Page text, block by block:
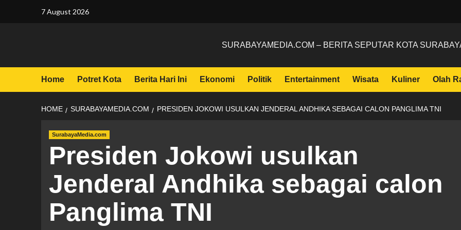
7 August 2026
SURABAYAMEDIA.COM – BERITA SEPUTAR KOTA
Home Potret Kota Berita Hari Ini Ekonomi Politik Entertainment Wisata Kuliner Olah
HOME SURABAYAMEDIA.COM PRESIDEN JOKOWI USULKAN JENDERAL ANDHIKA SEBAGAI CALON PANGLIMA TNI
SurabayaMedia.com
Presiden Jokowi usulkan
Jenderal Andhika sebagai calon
Panglima TNI